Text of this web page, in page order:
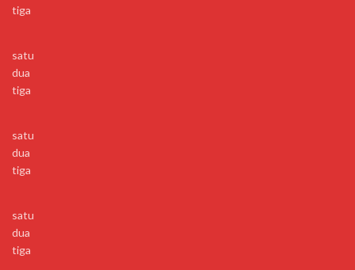
tiga
satu
dua
tiga
satu
dua
tiga
satu
dua
tiga